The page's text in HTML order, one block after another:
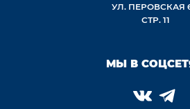
УЛ. ПЕРОВСКАЯ
СТР. 11
МЫ В